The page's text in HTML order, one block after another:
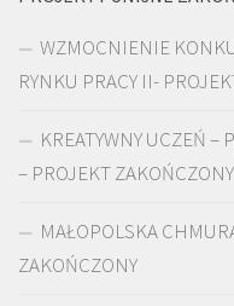
WZMOCNIENIE
RYNKU PRACY II-
KREATYWNY UCZEŃ –
– PROJEKT ZAKOŃCZONY
MAŁOPOLSKA
ZAKOŃCZONY